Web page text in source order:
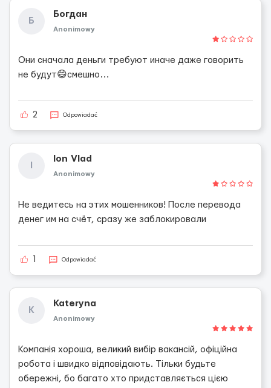
Б
Богдан
Anonimowy
Они сначала деньги требуют иначе даже говорить
не будут😄смешно…
2 Odpowiadać
Ion Vlad
Anonimowy
Не ведитесь на этих мошенников! После перевода
денег им на счёт, сразу же заблокировали
Odpowiadać
K
Kateryna
Anonimowy
Компанія хороша, великий вибір вакансій, офіційна
робота і швидко відповідають. Тільки будьте
обережні, бо багато хто придставляється цією